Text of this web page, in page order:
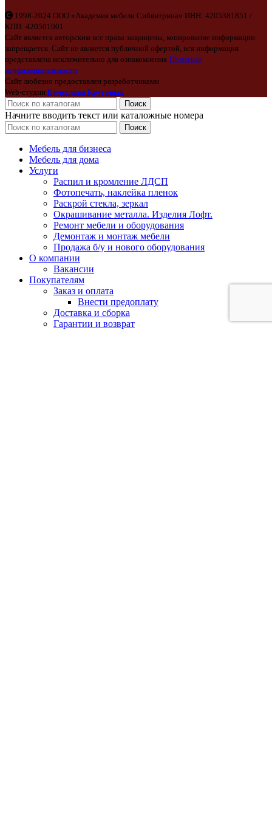
1998-2024 ООО «Академия мебели Сибвитрина» ИНН: 4205381851 /
КПП: 420501001
Сайт является авторским все права защищены, копирование информации
запрещается. Сайт не является публичной офертой, вся информация
представлена исключительно для ознакомления Политика
конфиденциальности
Сайт любезно предоставлен разработчиками
Web-студии Вячеслава Круговых
Поиск
Начните вводить текст или каталожные номера
Поиск
Мебель для бизнеса
Мебель для дома
Услуги
Распил и кромление ЛДСП
Фотопечать, наклейка пленок
Раскрой стекла, зеркал
Окрашивание металла. Изделия Лофт.
Ремонт мебели и оборудования
Демонтаж и монтаж мебели
Продажа б/у и нового оборудования
О компании
Вакансии
Покупателям
Заказ и оплата
Внести предоплату
Доставка и сборка
Гарантии и возврат